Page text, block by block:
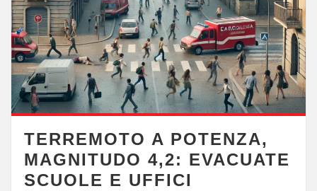
TERREMOTO A POTENZA,
MAGNITUDO 4,2: EVACUATE
SCUOLE E UFFICI